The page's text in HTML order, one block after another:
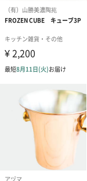
のしカード
商品の形質上、のし
同梱します。
※のし下はご記入い
※カードのデザイン